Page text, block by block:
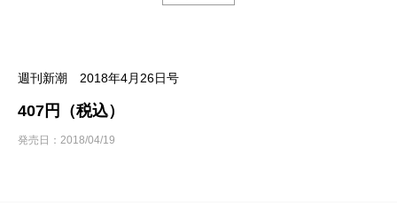
心が折れない「脱獄囚」のサバイバル
闇に葬られた「新生児取り違え事件」
厚労省をダシにした「順天堂大学」隠ぺいの証拠
週刊新潮 2018年4月26日号
407円（税込）
発売日：2018/04/19